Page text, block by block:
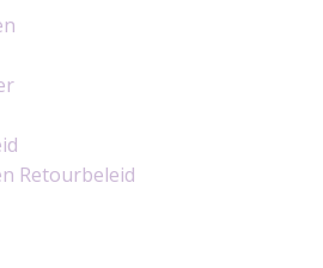
Retourbeleid